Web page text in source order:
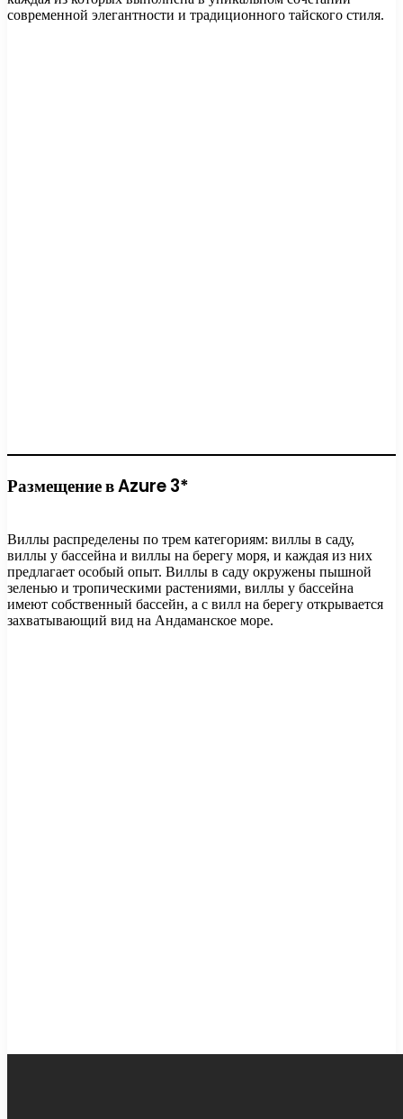
современной элегантности и традиционного тайского стиля.
Размещение в Azure 3*
Виллы распределены по трем категориям: виллы в саду,
виллы у бассейна и виллы на берегу моря, и каждая из них
предлагает особый опыт. Виллы в саду окружены пышной
зеленью и тропическими растениями, виллы у бассейна
имеют собственный бассейн, а с вилл на берегу открывается
захватывающий вид на Андаманское море.